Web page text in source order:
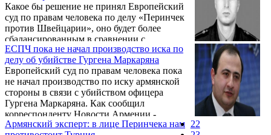
которого в Большой палате ЕСПЧ
закончилось еще в январе, и заявлено, что
Европейский суд вынесет решение по этому
делу в течение 6-8 месяцев, Рубен
Мелконян отметил, что время будет
работать в пользу Турции.
Какое бы решение не принял Европейский
суд по правам человека по делу «Перинчек
против Швейцарии», оно будет более
сбалансированным в сравнении с
решением, принятым в декабре 2013 года.
Об этом на пресс-конференции 20 февраля
заявил заведующий Кафедрой европейского
и международного права Ереванского
государственного университета Виген
Кочарян.
ЕСПЧ пока не начал производство иска по
делу об убийстве Гургена Маркаряна
Европейский суд по правам человека пока
не начал производство по иску армянской
стороны в связи с убийством офицера
Гургена Маркаряна. Как сообщил
корреспонденту Новости Армении -
NEWS.am сослуживец Гургена Маркаряна,
Армянский эксперт: в лице Перинчека нам 22